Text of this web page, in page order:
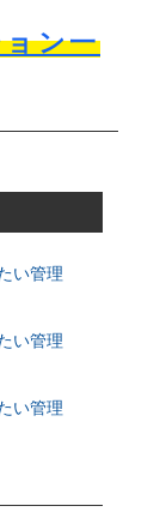
ョン一
い管理
い管理
い管理